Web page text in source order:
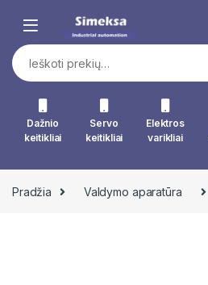
Ieškoti:
Dažnio
keitikliai
Servo
keitikliai
Elektros
varikliai
Pradžia Valdymo aparatūra